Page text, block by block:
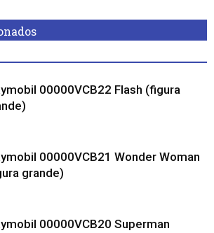
00000VCB22 Flash (figura
00000VCB21 Wonder Woman
grande)
00000VCB20 Superman